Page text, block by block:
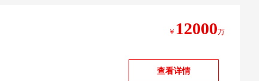
￥ 12000万
查看详情